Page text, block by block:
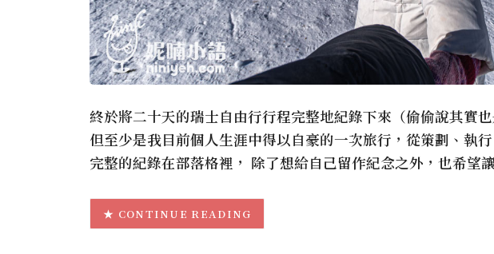
終於將二十天的瑞士自由行行程完整地紀錄下來（偷偷說其實
但至少是我目前個人生涯中得以自豪的一次旅行，從策劃、執
完整的紀錄在部落格裡， 除了想給自己留作紀念之外，也希望
CONTINUE READING